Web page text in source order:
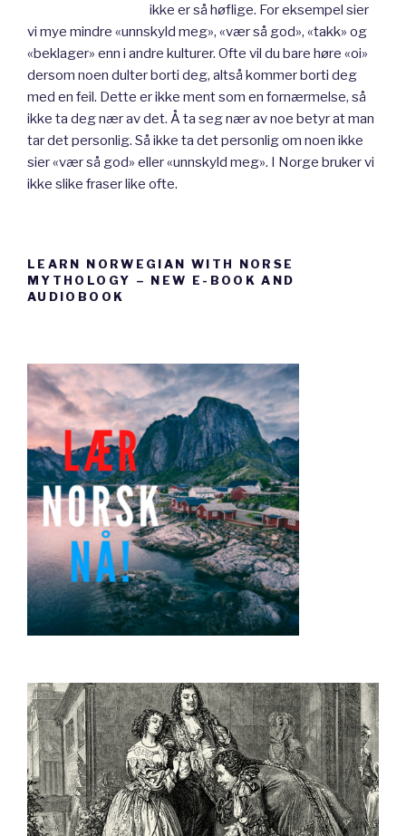
ikke er så høflige. For eksempel sier
vi mye mindre «unnskyld meg», «vær så god», «takk» og
«beklager» enn i andre kulturer. Ofte vil du bare høre «oi»
dersom noen dulter borti deg, altså kommer borti deg
med en feil. Dette er ikke ment som en fornærmelse, så
ikke ta deg nær av det. Å ta seg nær av noe betyr at man
tar det personlig. Så ikke ta det personlig om noen ikke
sier «vær så god» eller «unnskyld meg». I Norge bruker vi
ikke slike fraser like ofte.
LEARN NORWEGIAN WITH NORSE
MYTHOLOGY – NEW E-BOOK AND
AUDIOBOOK